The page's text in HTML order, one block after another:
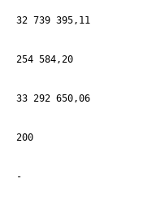
32 739 395,11
254 584,20
33 292 650,06
200
-